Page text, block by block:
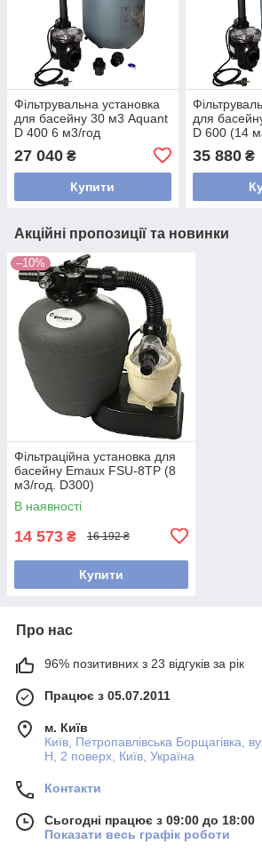
Фільтрувальна установка
для басейну 30 м3 Aquant
D 400 6 м3/год
27 040 ₴
Купити
для
D 600 (14
35 880₴
Акційні пропозиції та новинки
–10%
Фільтраційна установка для
басейну Emaux FSU-8TP (8
м3/год. D300)
В наявності
14 573 ₴ 16 192 ₴
Купити
Про нас
96% позитивних з 23 відгуків за рік
Працює з 05.07.2011
м. Київ
Київ, Петропавлівська Борщагівка,
Н, 2 поверх, Київ, Україна
Контакти
Сьогодні працює з 09:00 до 18:00
Показати весь графік роботи